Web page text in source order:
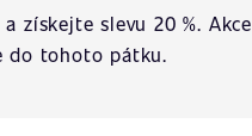
získejte slevu 20 %. Akce
do tohoto pátku.